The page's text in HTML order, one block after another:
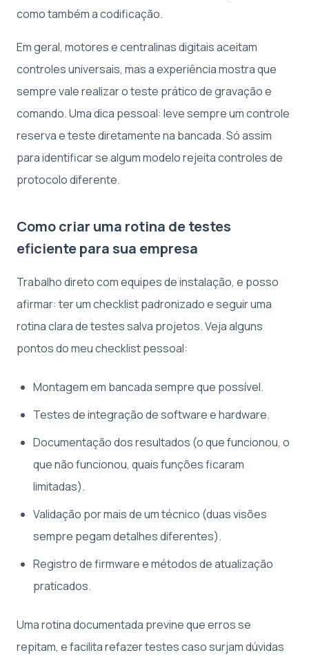
como também a codificação.
Em geral, motores e centralinas digitais aceitam
controles universais, mas a experiência mostra que
sempre vale realizar o teste prático de gravação e
comando. Uma dica pessoal: leve sempre um controle
reserva e teste diretamente na bancada. Só assim
para identificar se algum modelo rejeita controles de
protocolo diferente.
Como criar uma rotina de testes
eficiente para sua empresa
Trabalho direto com equipes de instalação, e posso
afirmar: ter um checklist padronizado e seguir uma
rotina clara de testes salva projetos. Veja alguns
pontos do meu checklist pessoal:
Montagem em bancada sempre que possível.
Testes de integração de software e hardware.
Documentação dos resultados (o que funcionou, o
que não funcionou, quais funções ficaram
limitadas).
Validação por mais de um técnico (duas visões
sempre pegam detalhes diferentes).
Registro de firmware e métodos de atualização
praticados.
Uma rotina documentada previne que erros se
repitam, e facilita refazer testes caso surjam dúvidas